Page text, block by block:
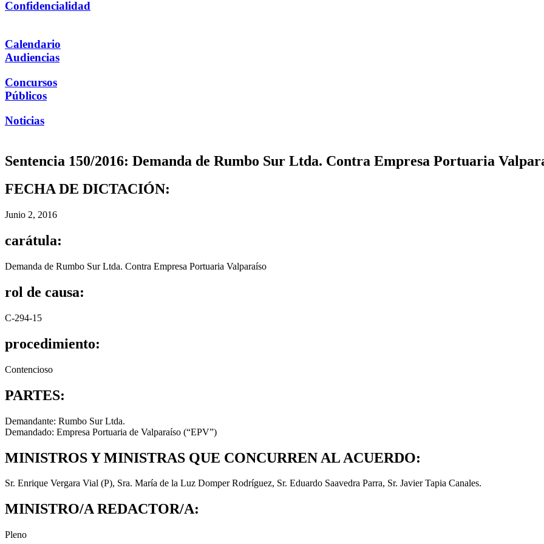
Confidencialidad
Calendario
Audiencias
Concursos
Públicos
Noticias
Sentencia 150/2016: Demanda de Rumbo Sur Ltda. Contra Empresa Portuaria
FECHA DE DICTACIÓN:
Junio 2, 2016
carátula:
Demanda de Rumbo Sur Ltda. Contra Empresa Portuaria Valparaíso
rol de causa:
C-294-15
procedimiento:
Contencioso
PARTES:
Demandante: Rumbo Sur Ltda.
Demandado: Empresa Portuaria de Valparaíso (“EPV”)
MINISTROS Y MINISTRAS QUE CONCURREN AL ACUERDO:
Sr. Enrique Vergara Vial (P), Sra. María de la Luz Domper Rodríguez, Sr. Eduardo Saavedra Parra, Sr. Javier Tapia Canales.
MINISTRO/A REDACTOR/A:
Pleno